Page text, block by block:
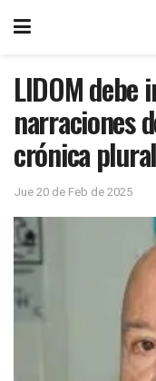
LIDOM debe
narraciones
crónica
Jue 20 de Feb de 2025